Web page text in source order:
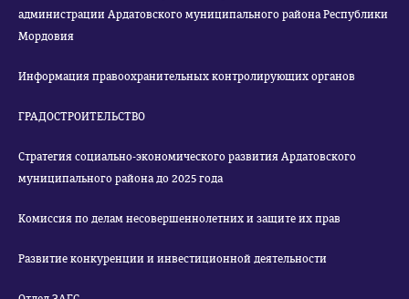
администрации Ардатовского муниципального района Республики
Мордовия
Информация правоохранительных контролирующих органов
ГРАДОСТРОИТЕЛЬСТВО
Стратегия социально-экономического развития Ардатовского
муниципального района до 2025 года
Комиссия по делам несовершеннолетних и защите их прав
Развитие конкуренции и инвестиционной деятельности